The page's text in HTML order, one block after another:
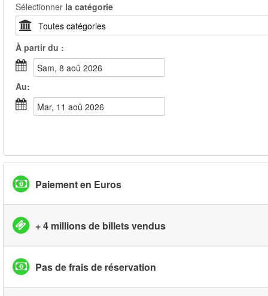
Sélectionner la catégorie
À partir du :
sam, 8 aoû 2026
Au:
mar, 11 aoû 2026
Paiement en Euros
+ 4 millions de billets vendus
Pas de frais de réservation